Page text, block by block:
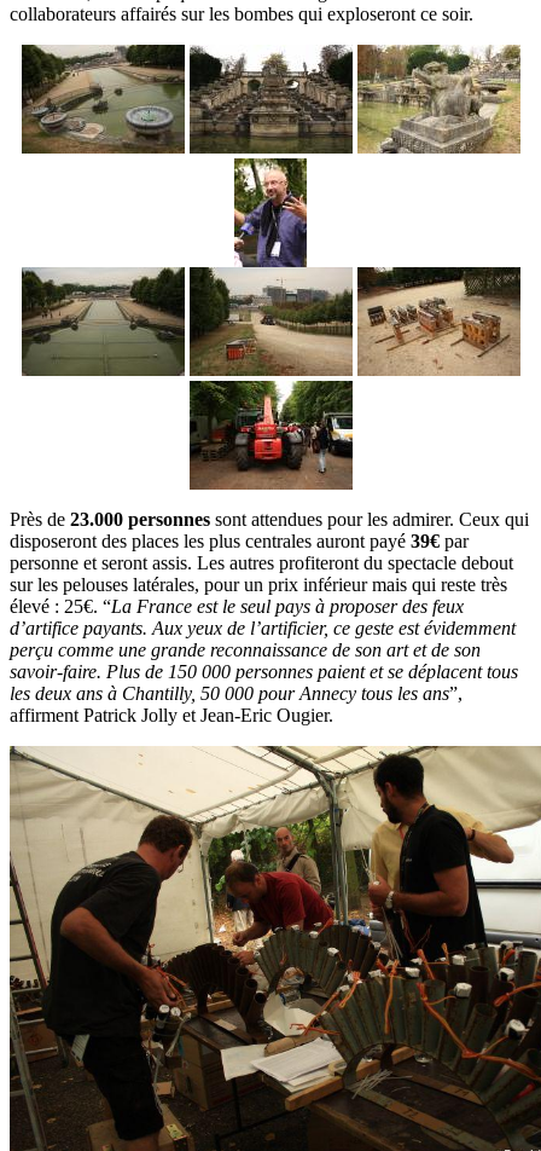
collaborateurs affairés sur les bombes qui exploseront ce soir.
Près de 23.000 personnes sont attendues pour les admirer. Ceux qui
disposeront des places les plus centrales auront payé 39€ par
personne et seront assis. Les autres profiteront du spectacle debout
sur les pelouses latérales, pour un prix inférieur mais qui reste très
élevé : 25€. “La France est le seul pays à proposer des feux
d’artifice payants. Aux yeux de l’artificier, ce geste est évidemment
perçu comme une grande reconnaissance de son art et de son
savoir-faire. Plus de 150 000 personnes paient et se déplacent tous
les deux ans à Chantilly, 50 000 pour Annecy tous les ans”,
affirment Patrick Jolly et Jean-Eric Ougier.